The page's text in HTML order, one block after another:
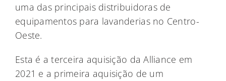
uma das principais distribuidoras de
equipamentos para lavanderias no Centro-
Oeste.
Esta é a terceira aquisição da Alliance em
2021 e a primeira aquisição de um